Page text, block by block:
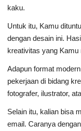
kaku.
Untuk itu, Kamu
dengan desain ini.
kreativitas yang Kamu
Adapun format
pekerjaan di bidang
fotografer, ilustrator,
Selain itu, kalian bisa
email. Caranya